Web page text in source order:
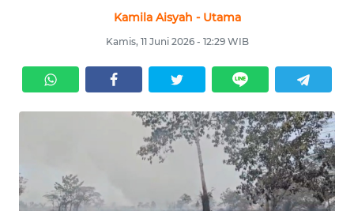
Kamila Aisyah - Utama
Kamis, 11 Juni 2026 - 12:29 WIB
SERBA-
SERBI
OPINI